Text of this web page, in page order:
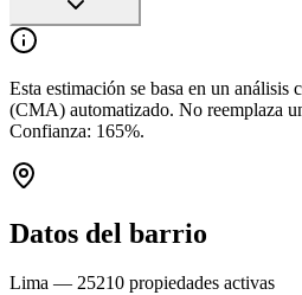
Esta estimación se basa en un análisis
(CMA) automatizado. No reemplaza
Confianza: 165%.
Datos del barrio
Lima — 25210 propiedades activas